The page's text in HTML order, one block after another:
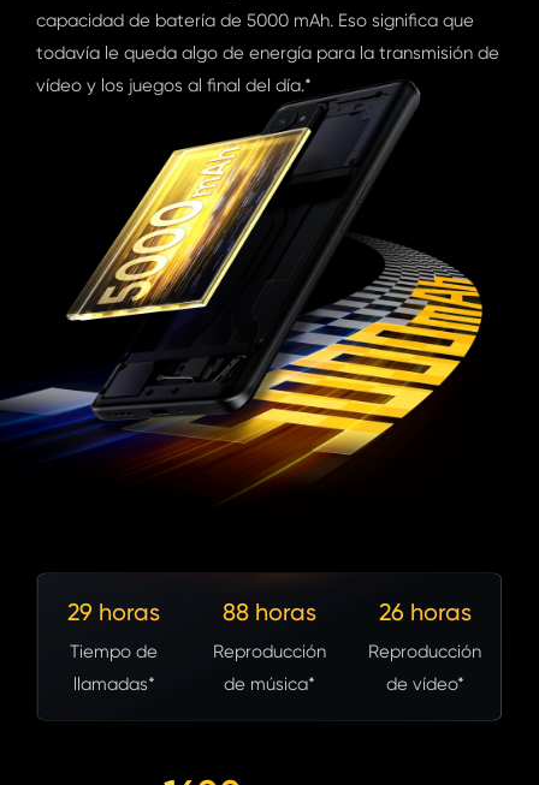
capacidad de batería de 5000 mAh. Eso significa que
todavía le queda algo de energía para la transmisión de
vídeo y los juegos al final del día.*
29 horas
Tiempo de
llamadas*
88 horas
Reproducción
de música*
26 horas
Reproducción
de vídeo*